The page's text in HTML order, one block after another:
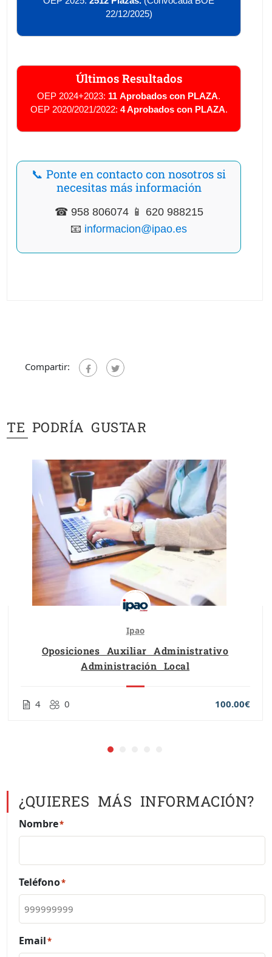
22/12/2025)
Últimos Resultados
OEP 2024+2023: 11 Aprobados con PLAZA.
OEP 2020/2021/2022: 4 Aprobadoscon PLAZA.
📞 Ponte en contacto con nosotros si
necesitas más información
☎ 958 806074 📱 620 988215
📧 informacion@ipao.es
Compartir:
TE PODRÍA GUSTAR
Ipao
Oposiciones Auxiliar Administrativo
Administración Local
4 0 100.00€
¿QUIERES MÁS INFORMACIÓN?
Nombre*
Teléfono*
Email*